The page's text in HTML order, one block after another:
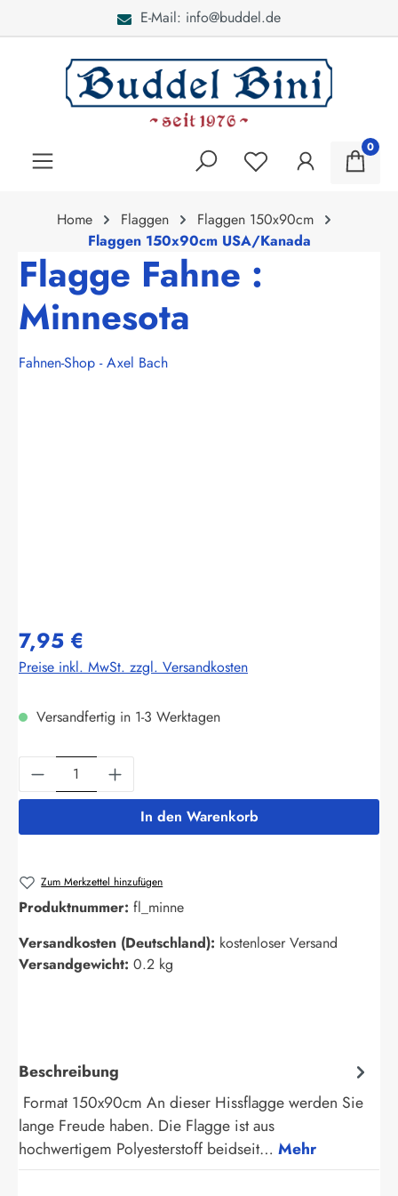
E-Mail: info@buddel.de
0
Home Flaggen
Flaggen 150x90cm
Flaggen 150x90cm USA/Kanada
Flagge Fahne :
Minnesota
Fahnen-Shop - Axel Bach
7,95 €
Preise inkl. MwSt. zzgl. Versandkosten
Versandfertig in 1-3 Werktagen
Produkt Anzahl: Gib den gewünschten
In den Warenkorb
Zum Merkzettel hinzufügen
Produktnummer: fl_minne
Versandkosten (Deutschland): kostenloser Versand
Versandgewicht: 0.2 kg
Beschreibung
Format 150x90cm An dieser Hissflagge werden Sie
lange Freude haben. Die Flagge ist aus
hochwertigem Polyesterstoff beidseit… Mehr